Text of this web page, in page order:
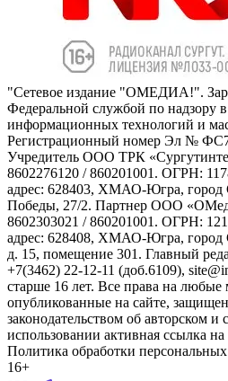
"Сетевое издание "ОМЕДИА!".
Федеральной службой по надзору в
информационных технологий и
Регистрационный номер Эл №
Учредитель ООО ТРК
8602276120 / 860201001. ОГРН:
адрес: 628403, ХМАО-Югра, город
Победы, 27/2. Партнер ООО
8602303021 / 860201001. ОГРН:
адрес: 628408, ХМАО-Югра, город
д. 15, помещение 301. Главный
+7(3462) 22-12-11 (доб.6109),
старше 16 лет. Все права на любые
опубликованные на сайте,
законодательством об авторском
использовании активная ссылка на
Политика обработки
16+